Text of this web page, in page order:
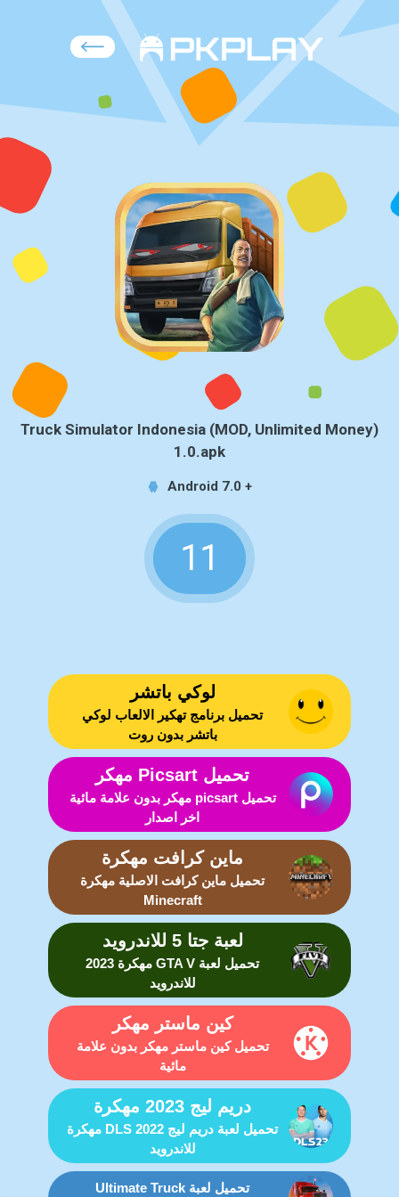
Truck Simulator Indonesia (MOD, Unlimited Money)
1.0.apk
Android 7.0 +
11
لوكي باتشر
تحميل برنامج تهكير الالعاب لوكي
باتشر بدون روت
تحميل Picsart مهكر
تحميل picsart مهكر بدون علامة مائية
اخر اصدار
ماين كرافت مهكرة
تحميل ماين كرافت الاصلية مهكرة
Minecraft
لعبة جتا 5 للاندرويد
تحميل لعبة GTA V مهكرة 2023
للاندرويد
كين ماستر مهكر
تحميل كين ماستر مهكر بدون علامة
مائية
دريم ليج 2023 مهكرة
تحميل لعبة دريم ليج DLS 2022 مهكرة
للاندرويد
تحميل لعبة Ultimate Truck